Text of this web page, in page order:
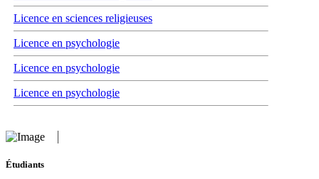
Licence en sciences religieuses
Licence en psychologie
Licence en psychologie
Licence en psychologie
Étudiants